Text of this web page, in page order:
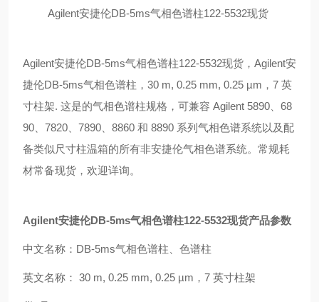
Agilent安捷伦DB-5ms气相色谱柱122-5532现货
Agilent安捷伦DB-5ms气相色谱柱122-5532现货 ， Agilent安
捷伦DB-5ms气相色谱柱， 30 m, 0.25 mm, 0.25 µm ， 7 英
寸柱架. 这是的气相色谱柱规格，可兼容 Agilent 5890
68
90
7820 7890 8860 和 8890 系列气相色谱系统以及配
备类似尺寸柱温箱的所有非安捷伦气相色谱系统。常规耗
材常备现货，欢迎详询。
Agilent安捷伦DB-5ms气相色谱柱122-5532现货产品参数
中文名称： DB-5ms气相色谱柱、色谱柱
英文名称： 30 m, 0.25 mm, 0.25 µm ， 7 英寸柱架